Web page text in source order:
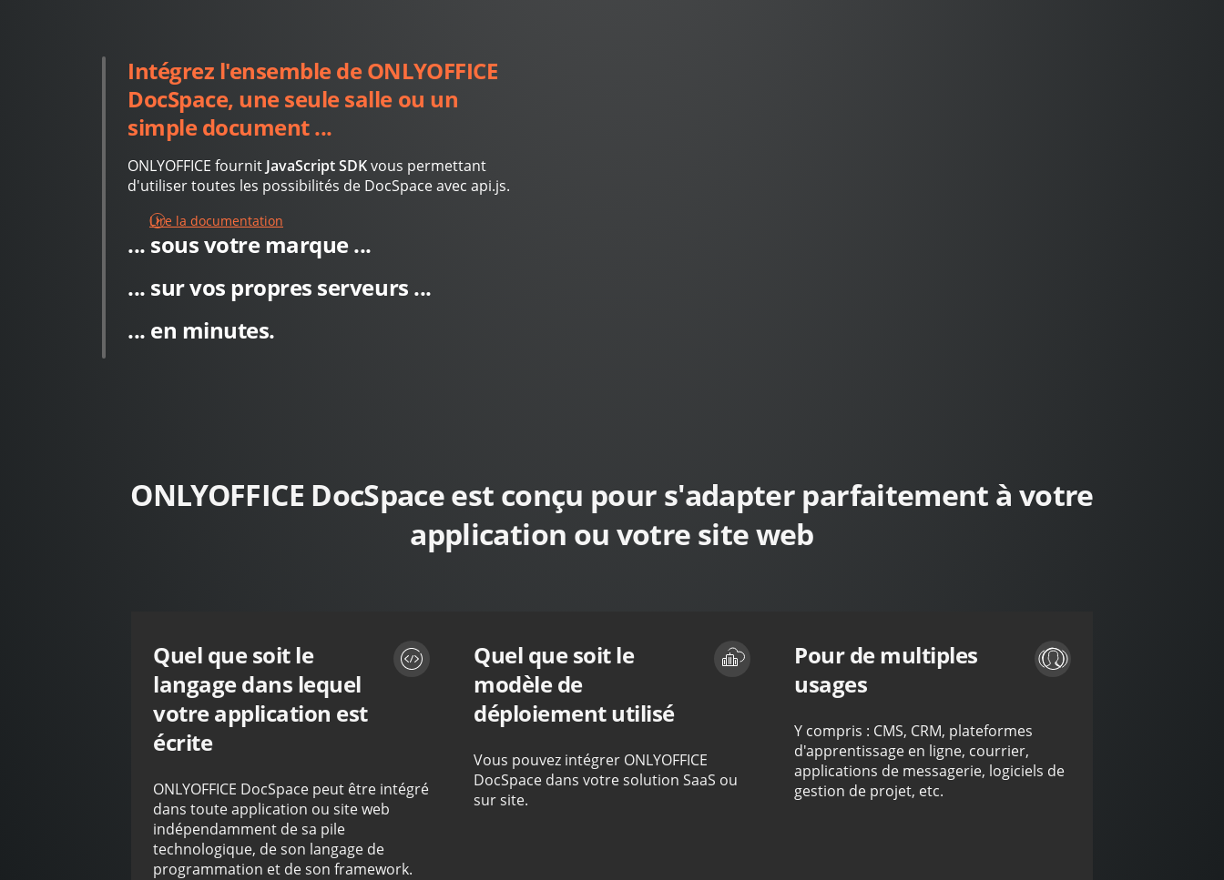
Intégrez l'ensemble de ONLYOFFICE
DocSpace, une seule salle ou un
simple document ...
ONLYOFFICE fournit JavaScript SDKvous permettant
d'utiliser toutes les possibilités de DocSpace avec api.js.
Lire la documentation
... sous votre marque ...
... sur vos propres serveurs ...
... en minutes.
ONLYOFFICE DocSpace est conçu pour s'adapter parfaitement à votre
application ou votre site web
Quel que soit le
langage dans lequel
votre application est
écrite
ONLYOFFICE DocSpace peut être intégré
dans toute application ou site web
indépendamment de sa pile
technologique, de son langage de
programmation et de son framework.
Quel que soit le
modèle de
déploiement utilisé
Vous pouvez intégrer ONLYOFFICE
DocSpace dans votre solution SaaS ou
sur site.
Pour de multiples
usages
Y compris : CMS, CRM, plateformes
d'apprentissage en ligne, courrier,
applications de messagerie, logiciels de
gestion de projet, etc.